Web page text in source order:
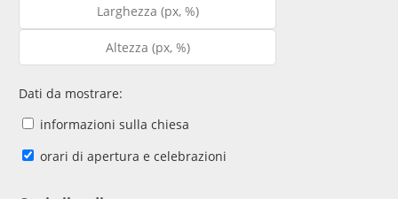
Dati da mostrare:
informazioni sulla chiesa
orari di apertura e celebrazioni